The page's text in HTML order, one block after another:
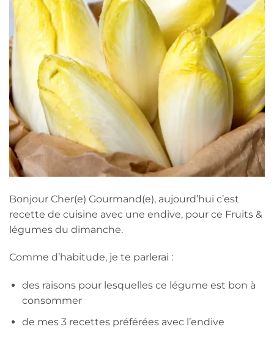
Bonjour Cher(e) Gourmand(e), aujourd’hui c’est
recette de cuisine avec une endive, pour ce Fruits &
légumes du dimanche.
Comme d’habitude, je te parlerai :
des raisons pour lesquelles ce légume est bon à
consommer
de mes 3 recettes préférées avec l’endive